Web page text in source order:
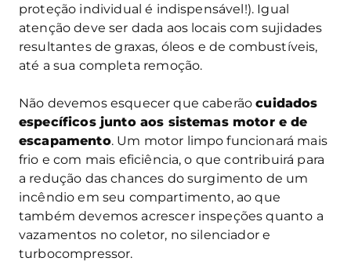
proteção individual é indispensável!). Igual
atenção deve ser dada aos locais com sujidades
resultantes de graxas, óleos e de combustíveis,
até a sua completa remoção.
Não devemos esquecer que caberãocuidados
específicos junto aos sistemas motor e de
escapamento. Um motor limpo funcionará mais
frio e com mais eficiência, o que contribuirá para
a redução das chances do surgimento de um
incêndio em seu compartimento, ao que
também devemos acrescer inspeções quanto a
vazamentos no coletor, no silenciador e
turbocompressor.